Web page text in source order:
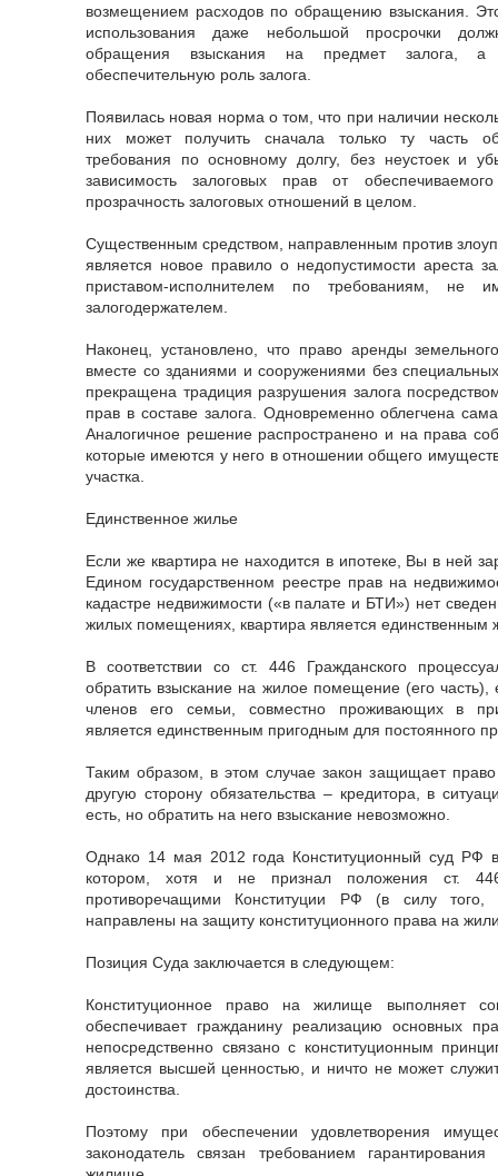
возмещением расходов по обращению взыскания.
использования даже небольшой просрочки
обращения взыскания на предмет залога, а
обеспечительную роль залога.
Появилась новая норма о том, что при наличии
них может получить сначала только ту часть
требования по основному долгу, без неустоек и
зависимость залоговых прав от
прозрачность залоговых отношений в целом.
Существенным средством, направленным против
является новое правило о недопустимости ареста
приставом-исполнителем по требованиям, не
залогодержателем.
Наконец, установлено, что право аренды
вместе со зданиями и сооружениями без
прекращена традиция разрушения залога
прав в составе залога. Одновременно облегчена
Аналогичное решение распространено и на права
которые имеются у него в отношении общего
участка.
Единственное жилье
Если же квартира не находится в ипотеке, Вы в ней
Едином государственном реестре прав на
кадастре недвижимости («в палате и БТИ») нет
жилых помещениях, квартира является единственным
В соответствии со ст. 446 Гражданского
обратить взыскание на жилое помещение (его
членов его семьи, совместно проживающих в
является единственным пригодным для постоянного
Таким образом, в этом случае закон защищает
другую сторону обязательства – кредитора, в
есть, но обратить на него взыскание невозможно.
Однако 14 мая 2012 года Конституционный суд
котором, хотя и не признал положения ст.
противоречащими Конституции РФ (в силу того,
направлены на защиту конституционного права на
Позиция Суда заключается в следующем:
Конституционное право на жилище выполняет
обеспечивает гражданину реализацию основных
непосредственно связано с конституционным
является высшей ценностью, и ничто не может
достоинства.
Поэтому при обеспечении удовлетворения
законодатель связан требованием